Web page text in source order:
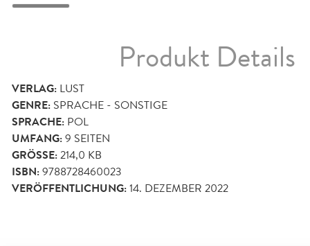
Produkt Details
VERLAG: LUST
GENRE: SPRACHE - SONSTIGE
SPRACHE: POL
UMFANG:9 SEITEN
GRÖSSE: 214,0 KB
ISBN:9788728460023
VERÖFFENTLICHUNG:14. DEZEMBER 2022